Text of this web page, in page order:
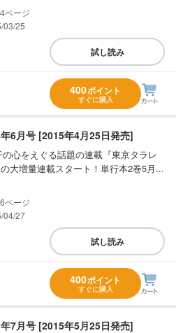
03/25
試し読み
400ポイント
すぐに購入
6月号 [2015年4月25日発売]
心をえぐる話題の連載『東京タラレ
大増量連載スタート！単行本2巻5月...
04/27
試し読み
400ポイント
すぐに購入
7月号 [2015年5月25日発売]